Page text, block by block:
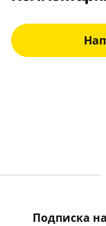
Подписка